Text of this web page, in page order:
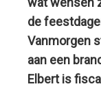
de
Vanmorgen
aan een
Elbert is